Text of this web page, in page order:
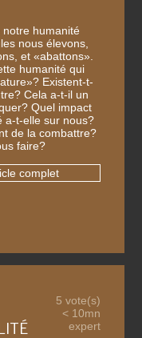
notre humanité
nous élevons,
et «abattons».
humanité qui
Existent-t-
Cela a-t-il un
Quel impact
a-t-elle sur nous?
de la combattre?
faire?
complet
5 vote(s)
< 10mn
expert